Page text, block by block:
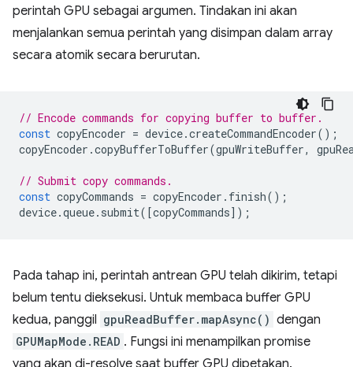
perintah GPU sebagai argumen. Tindakan ini akan
menjalankan semua perintah yang disimpan dalam array
secara atomik secara berurutan.
// Encode commands for copying buffer to buffer.
const copyEncoder = device.createCommandEncoder();
copyEncoder .copyBufferToBuffer(gpuWriteBuffer,
// Submit copy commands.
const copyCommands = copyEncoder . finish();
device.queue. submit([copyCommands]);
Pada tahap ini, perintah antrean GPU telah dikirim, tetapi
belum tentu dieksekusi. Untuk membaca buffer GPU
kedua, panggil gpuReadBuffer.mapAsync() dengan
GPUMapMode.READ . Fungsi ini menampilkan promise
yang akan di-resolve saat buffer GPU dipetakan.